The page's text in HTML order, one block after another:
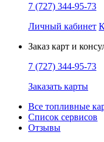
7 (727) 344-95-73
Личный кабинет
Заказ карт и
7 (727) 344-95-73
Заказать карты
Все топливные
Список сервисов
Отзывы